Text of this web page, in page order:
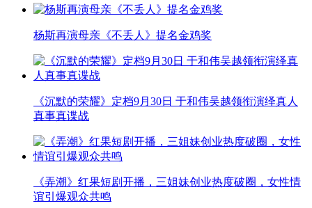
杨斯再演母亲《不丢人》提名金鸡奖
《沉默的荣耀》定档9月30日 于和伟吴越领衔演绎真人
真事真谍战
《弄潮》红果短剧开播，三姐妹创业热度破圈，女性情
谊引爆观众共鸣